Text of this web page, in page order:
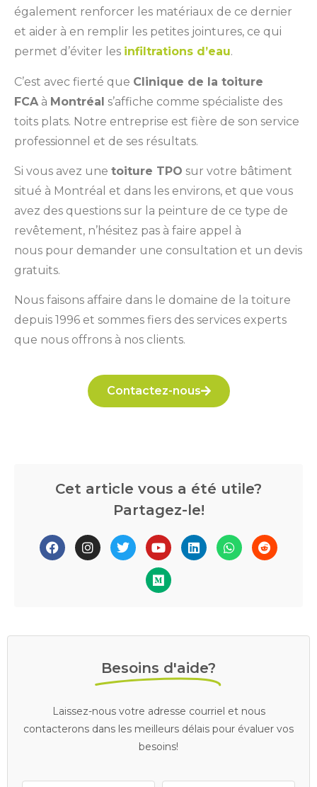
également renforcer les matériaux de ce dernier
et aider à en remplir les petites jointures, ce qui
permet d’éviter les infiltrations d’eau.
C’est avec fierté que Clinique de la toiture
FCA à Montréal s’affiche comme spécialiste des
toits plats. Notre entreprise est fière de son service
professionnel et de ses résultats.
Si vous avez une toiture TPO sur votre bâtiment
situé à Montréal et dans les environs, et que vous
avez des questions sur la peinture de ce type de
revêtement, n’hésitez pas à faire appel à
nous pour demander une consultation et un devis
gratuits.
Nous faisons affaire dans le domaine de la toiture
depuis 1996 et sommes fiers des services experts
que nous offrons à nos clients.
Contactez-nous
Cet article vous a été utile?
Partagez-le!
Besoins d'aide?
Laissez-nous votre adresse courriel et nous
contacterons dans les meilleurs délais pour évaluer vos
besoins!